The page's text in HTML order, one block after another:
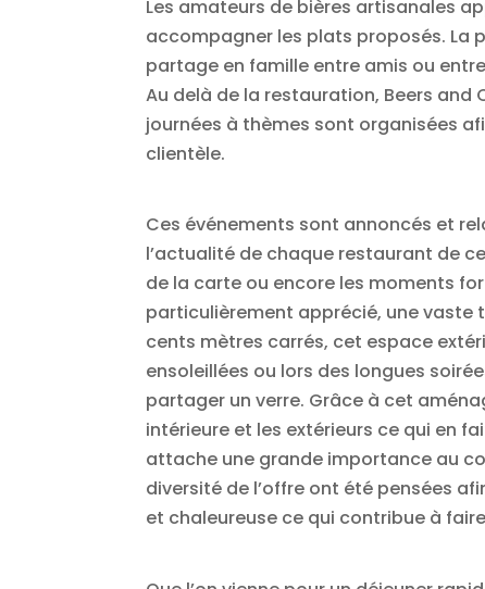
Les amateurs de bières artisanales
accompagner les plats proposés. La
partage en famille entre amis ou
Au delà de la restauration, Beers and
journées à thèmes sont organisées
clientèle.
Ces événements sont annoncés et
l’actualité de chaque restaurant de
de la carte ou encore les moments
particulièrement apprécié, une vaste
cents mètres carrés, cet espace
ensoleillées ou lors des longues
partager un verre. Grâce à cet
intérieure et les extérieurs ce qui en
attache une grande importance au
diversité de l’offre ont été pensées
et chaleureuse ce qui contribue à